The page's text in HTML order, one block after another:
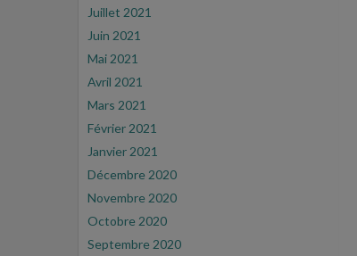
Juillet 2021
Juin 2021
Mai 2021
Avril 2021
Mars 2021
Février 2021
Janvier 2021
Décembre 2020
Novembre 2020
Octobre 2020
Septembre 2020